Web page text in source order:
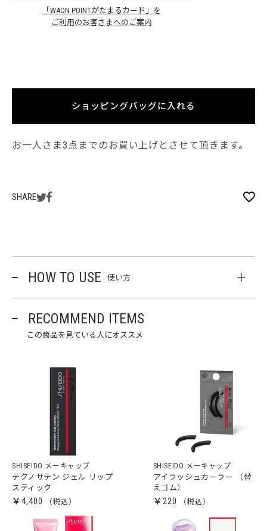
「WAON POINTがたまるカード」を
ご利用のお客さまへのご案内
ショッピングバッグに入れる
お一人さま3点までのお買い上げとさせて頂きます。
SHARE
HOW TO USE 使い方
RECOMMEND ITEMS
この商品を見ている人にオススメ
SHISEIDO メーキャップ
テクノサテン ジェル リップ
スティック
￥4,400
SHISEIDO メーキャップ
アイラッシュカーラー （替
えゴム）
￥220